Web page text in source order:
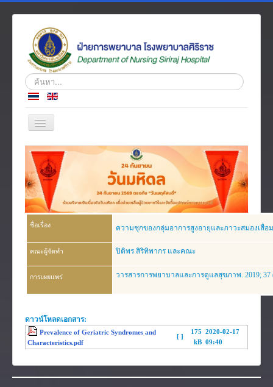
ค้นหา...
สลับ
วิ
เก
ชั่น
หน้าแรก
ข่าว
เกี่ยวกับเรา
โครงสร้างองค์กร
ตำราวิชาการ
งานวิจัย
งานวิเคราะห์/สังเคราะห์
เอกสารประกอบการสอน
ชื่อเรื่อง ความชุกของกลุ่มอาการสูงอายุและภาวะสมองเสื่อ
คณะผู้จัดทำ ปิติพร สิริทิพากร และคณะ
การเผยแพร่ วารสารการพยาบาลและการดูแลสุขภาพ. 2019; 37
ดาวน์โหลดเอกสาร:
Prevalence of Geriatric Syndromes and
Characteristics.pdf
[ ]
175
kB
2020-02-17
09:40